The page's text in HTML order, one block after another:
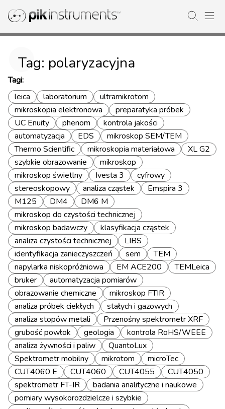
Tag: polaryzacyjna
Tagi:
leica
laboratorium
ultramikrotom
mikroskopia elektronowa
preparatyka próbek
UC Enuity
phenom
kontrola jakości
automatyzacja
EDS
mikroskop SEM/TEM
Thermo Scientific
mikroskopia materiałowa
XL G2
szybkie obrazowanie
mikroskop
mikroskop świetlny
Ivesta 3
cyfrowy
stereoskopowy
analiza cząstek
Emspira 3
M125
DM4
DM6 M
mikroskop do czystości technicznej
mikroskop badawczy
klasyfikacja cząstek
analiza czystości technicznej
LIBS
identyfikacja zanieczyszczeń
sem
TEM
napylarka niskopróżniowa
EM ACE200
TEMLeica
bruker
automatyzacja pomiarów
obrazowanie chemiczne
mikroskop FTIR
analiza próbek ciekłych
stałych i gazowych
analiza stopów metali
Przenośny spektrometr XRF
grubość powłok
geologia
kontrola RoHS/WEEE
analiza żywności i paliw
QuantoLux
Spektrometr mobilny
mikrotom
microTec
CUT4060 E
CUT4060 CUT4055
CUT4050
spektrometr FT-IR
badania analityczne i naukowe
pomiary wysokorozdzielcze i szybkie